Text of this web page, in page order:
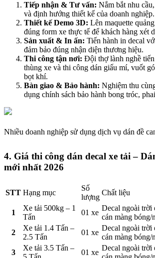
Tiếp nhận & Tư vấn: Nắm bắt nhu
và định hướng thiết kế của doanh nghiệp.
Thiết kế Demo 3D: Lên maquette
đúng form xe thực tế để khách hàng xét
Sản xuất & In ấn: Tiến hành in decal
đảm bảo đúng nhận diện thương hiệu.
Thi công tận nơi: Đội thợ lành nghề
thùng xe và thi công dán giấu mí, vuốt
bọt khí.
Bàn giao & Bảo hành: Nghiệm thu
dụng chính sách bảo hành bong tróc,
Nhiều doanh nghiệp sử dụng dịch vụ dán đề
4. Giá thi công dán decal xe tải –
mới nhất 2026
STT Hạng mục
Số
lượng
Chất liệu
1
Xe tải 500kg – 1
Tấn
01 xe
Decal ngoài trời
cán màng bóng/
2
Xe tải 1.4 Tấn –
2.5 Tấn
01 xe
Decal ngoài trời
cán màng bóng/
3
Xe tải 3.5 Tấn –
01 xe
Decal ngoài trời